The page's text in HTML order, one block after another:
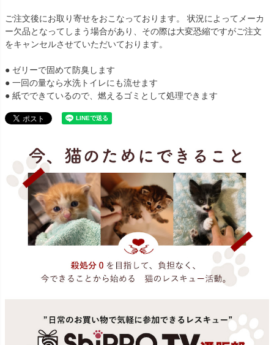
ご注文後にお取り寄せをおこなっております。 状況によってメーカ
ー欠品となってしまう場合があり、その際は大変恐縮ですがご注文
をキャンセルさせていただいております。
● ゼリーで固めて防臭します
● 一回の量なら水洗トイレにも流せます
● 紙でできているので、燃えるゴミとして処理できます